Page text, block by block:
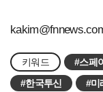
키워드 #스페
#한국투신
#미